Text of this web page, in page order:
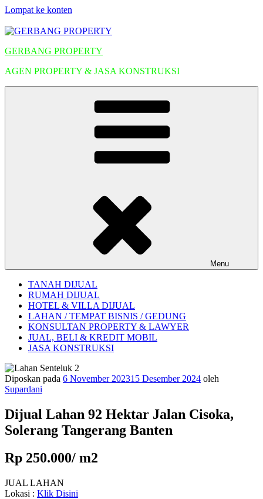
Lompat ke konten
GERBANG PROPERTY
AGEN PROPERTY & JASA KONSTRUKSI
Menu
TANAH DIJUAL
RUMAH DIJUAL
HOTEL & VILLA DIJUAL
LAHAN / TEMPAT BISNIS / GEDUNG
KONSULTAN PROPERTY & LAWYER
JUAL, BELI & KREDIT MOBIL
JASA KONSTRUKSI
Diposkan pada 6 November 202315 Desember 2024 oleh
Supardani
Dijual Lahan 92 Hektar Jalan Cisoka,
Solerang Tangerang Banten
Rp 250.000/ m2
JUAL LAHAN
Lokasi : Klik Disini